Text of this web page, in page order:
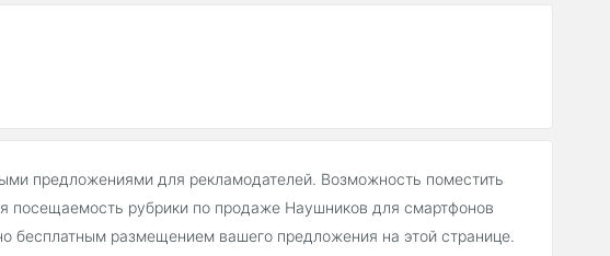
предложениями для рекламодателей. Возможность поместить
посещаемость рубрики по продаже Наушников для смартфонов
бесплатным размещением вашего предложения на этой странице.